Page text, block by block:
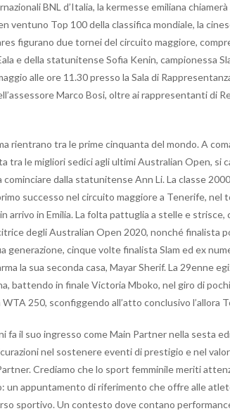
BNL d’Italia, la kermesse emiliana
ventuno Top 100 della classifica mondiale, la
figurano due tornei del circuito maggiore,
e della statunitense Sofia Kenin, campionessa
alle ore 11.30 presso la Sala di
Marco Bosi, oltre ai rappresentanti di
rientrano tra le prime cinquanta del mondo. A
tra le migliori sedici agli ultimi Australian Open, si
dalla statunitense Ann Li. La classe
successo nel circuito maggiore a Tenerife, nel
arrivo in Emilia. La folta pattuglia a stelle e
degli Australian Open 2020, nonché finalista
cinque volte finalista Slam ed ex
la sua seconda casa, Mayar Sherif. La 29enne
battendo in finale Victoria Mboko, nel giro di
250, sconfiggendo all’atto conclusivo l’allora
fa il suo ingresso come Main Partner nella sesta
nel sostenere eventi di prestigio e nel
Crediamo che lo sport femminile meriti
un appuntamento di riferimento che offre alle
sportivo. Un contesto dove contano